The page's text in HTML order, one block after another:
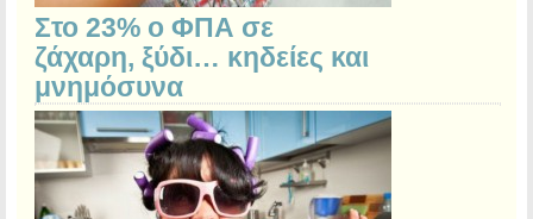
Στο 23% ο ΦΠΑ σε
ζάχαρη, ξύδι… κηδείες και
μνημόσυνα